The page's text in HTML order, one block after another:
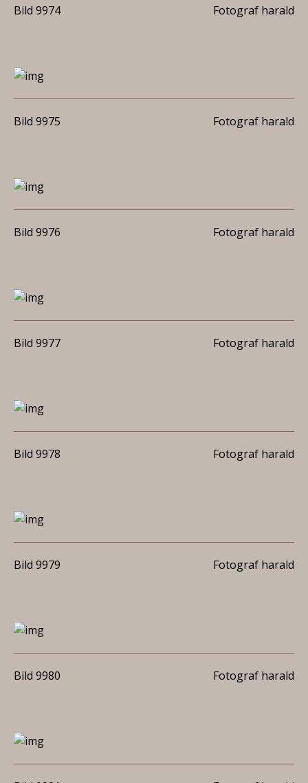
Bild 9974 Fotograf harald
Bild 9975 Fotograf harald
Bild 9976 Fotograf harald
Bild 9977 Fotograf harald
Bild 9978 Fotograf harald
Bild 9979 Fotograf harald
Bild 9980 Fotograf harald